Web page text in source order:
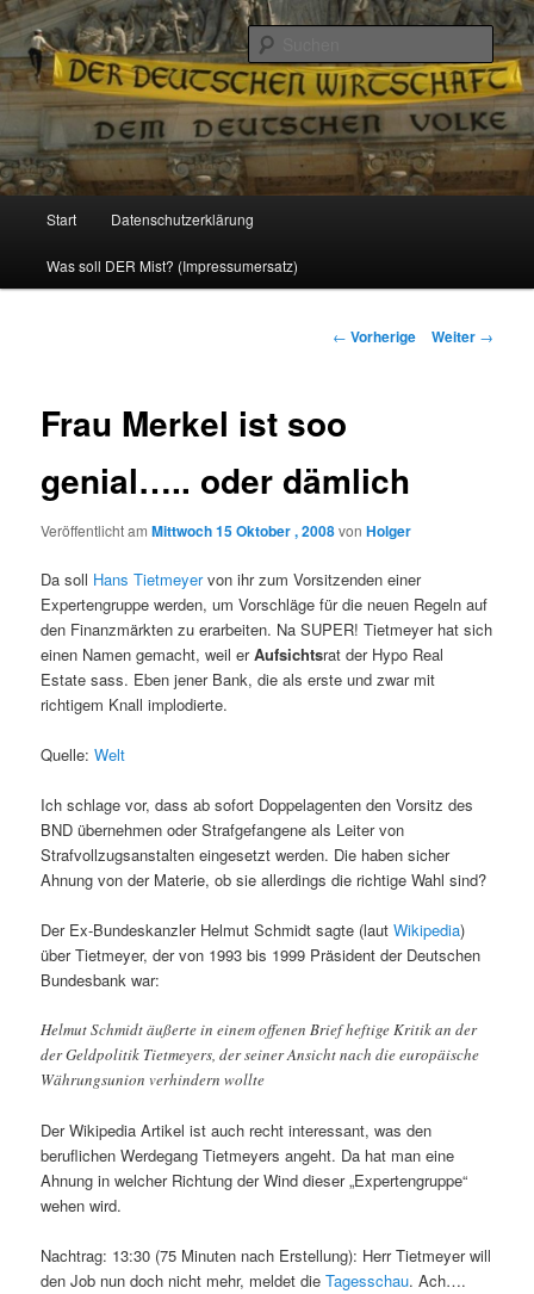
Reizzentrum
Politik, Wirtschaft, Soziales und Gesellschaft
Zum
Inhalt
Start Datenschutzerklärung
Was soll DER Mist? (Impressumersatz)
Beitrags-
← Vorherige Weiter →
Frau Merkel ist soo
genial….. oder dämlich
Veröffentlicht amMittwoch 15 Oktober , 2008vonHolger
Da soll Hans Tietmeyervon ihr zum Vorsitzenden einer
Expertengruppe werden, um Vorschläge für die neuen Regeln auf
den Finanzmärkten zu erarbeiten. Na SUPER! Tietmeyer hat sich
einen Namen gemacht, weil erAufsichtsrat der Hypo Real
Estate sass. Eben jener Bank, die als erste und zwar mit
richtigem Knall implodierte.
Quelle:Welt
Ich schlage vor, dass ab sofort Doppelagenten den Vorsitz des
BND übernehmen oder Strafgefangene als Leiter von
Strafvollzugsanstalten eingesetzt werden. Die haben sicher
Ahnung von der Materie, ob sie allerdings die richtige Wahl sind?
Der Ex-Bundeskanzler Helmut Schmidt sagte (lautWikipedia)
über Tietmeyer, der von 1993 bis 1999 Präsident der Deutschen
Bundesbank war:
Helmut Schmidt äußerte in einem offenen Brief heftige Kritik an der
der Geldpolitik Tietmeyers, der seiner Ansicht nach die europäische
Währungsunion verhindern wollte
Der Wikipedia Artikel ist auch recht interessant, was den
beruflichen Werdegang Tietmeyers angeht. Da hat man eine
Ahnung in welcher Richtung der Wind dieser „Expertengruppe“
wehen wird.
Nachtrag: 13:30 (75 Minuten nach Erstellung): Herr Tietmeyer will
den Job nun doch nicht mehr, meldet dieTagesschau. Ach….